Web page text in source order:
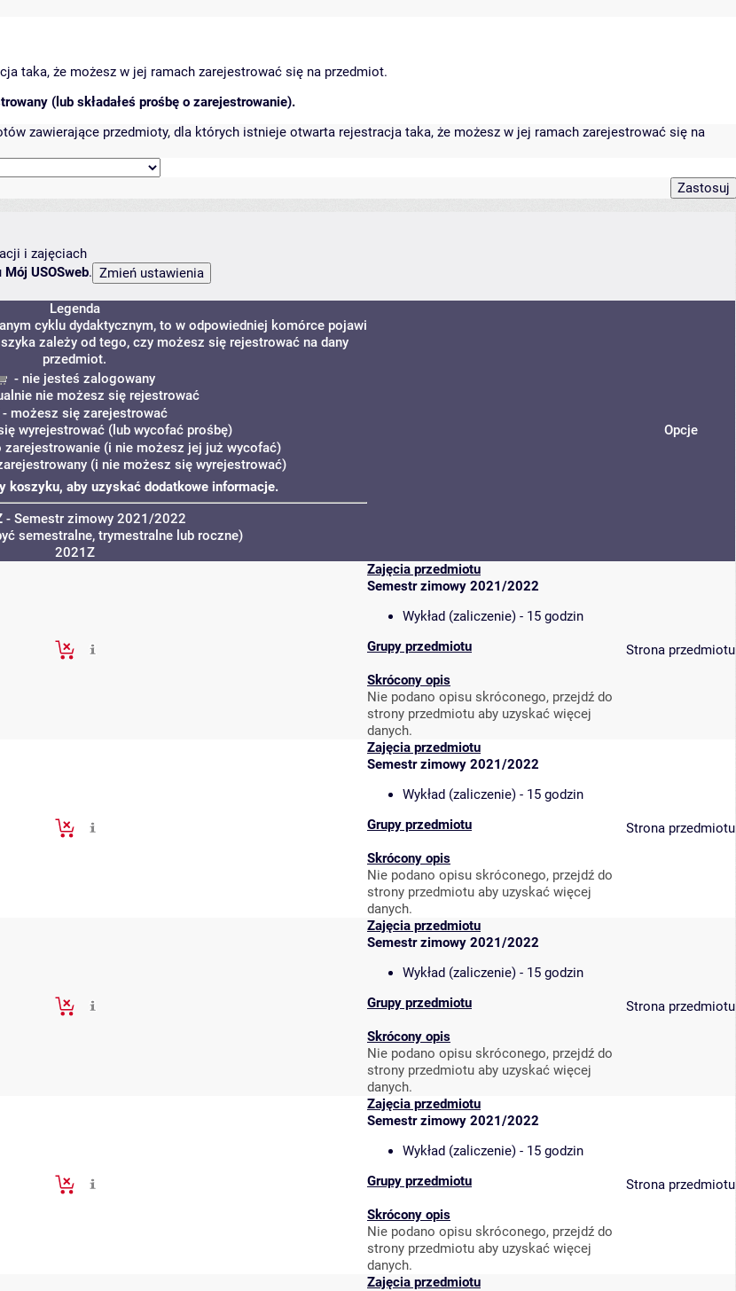
taka, że możesz w jej ramach zarejestrować się na przedmiot.
(lub składałeś prośbę o zarejestrowanie).
zawierające przedmioty, dla których istnieje otwarta rejestracja taka, że możesz w jej ramach zarejestrować się na
i zajęciach
Mój USOSweb.
Legenda
cyklu dydaktycznym, to w odpowiedniej komórce pojawi
zależy od tego, czy możesz się rejestrować na dany
przedmiot.
- nie jesteś zalogowany
nie możesz się rejestrować
możesz się zarejestrować
wyrejestrować (lub wycofać prośbę)
zarejestrowanie (i nie możesz jej już wycofać)
(i nie możesz się wyrejestrować)
koszyku, aby uzyskać dodatkowe informacje.
- Semestr zimowy 2021/2022
semestralne, trymestralne lub roczne)
Opcje
2021Z
Zajęcia przedmiotu
Semestr zimowy 2021/2022
Wykład (zaliczenie) - 15 godzin
Grupy przedmiotu
Skrócony opis
Nie podano opisu skróconego, przejdź do
strony przedmiotu aby uzyskać więcej
danych.
Strona przedmiotu
Zajęcia przedmiotu
Semestr zimowy 2021/2022
Wykład (zaliczenie) - 15 godzin
Grupy przedmiotu
Skrócony opis
Nie podano opisu skróconego, przejdź do
strony przedmiotu aby uzyskać więcej
danych.
Strona przedmiotu
Zajęcia przedmiotu
Semestr zimowy 2021/2022
Wykład (zaliczenie) - 15 godzin
Grupy przedmiotu
Skrócony opis
Nie podano opisu skróconego, przejdź do
strony przedmiotu aby uzyskać więcej
danych.
Strona przedmiotu
Zajęcia przedmiotu
Semestr zimowy 2021/2022
Wykład (zaliczenie) - 15 godzin
Grupy przedmiotu
Skrócony opis
Nie podano opisu skróconego, przejdź do
strony przedmiotu aby uzyskać więcej
danych.
Strona przedmiotu
Zajęcia przedmiotu